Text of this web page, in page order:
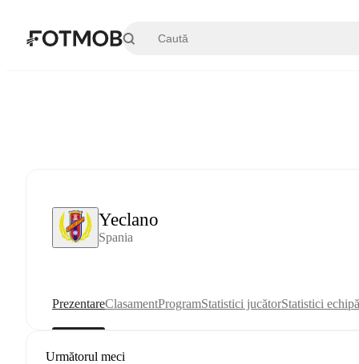
Yeclano
Spania
PrezentareClasamentProgramStatistici jucătorStatistici echipă
Următorul meci